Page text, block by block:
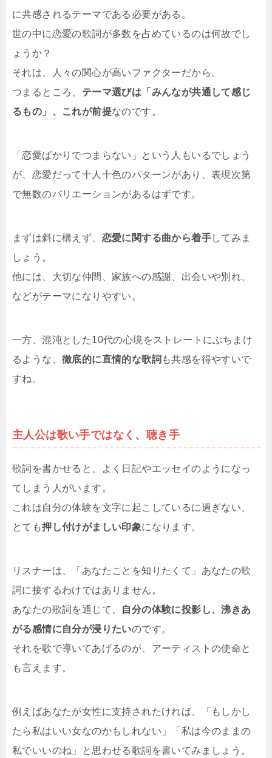
に共感されるテーマである必要がある。
世の中に恋愛の歌詞が多数を占めているのは何故でし
ょうか？
それは、人々の関心が高いファクターだから。
つまるところ、 テーマ選びは「みんなが共通して感じ
るもの」、これが前提なのです。
「恋愛ばかりでつまらない」という人もいるでしょう
が、恋愛だって十人十色のパターンがあり、表現次第
で無数のバリエーションがあるはずです。
まずは斜に構えず、 恋愛に関する曲から着手してみま
しょう。
他には、大切な仲間、家族への感謝、出会いや別れ、
などがテーマになりやすい。
一方、混沌とした10代の心境をストレートにぶちまけ
るような、 徹底的に直情的な歌詞 も共感を得やすいで
すね。
主人公は歌い手ではなく、聴き手
歌詞を書かせると、よく日記やエッセイのようになっ
てしまう人がいます。
これは自分の体験を文字に起こしているに過ぎない、
とても押し付けがましい印象になります。
リスナーは、「あなたことを知りたくて」あなたの歌
詞に接するわけではありません。
あなたの歌詞を通じて、 自分の体験に投影し、沸きあ
がる感情に自分が浸りたいのです。
それを歌で導いてあげるのが、アーティストの使命と
も言えます。
例えばあなたが女性に支持されたければ、「もしかし
たら私はいい女なのかもしれない」「私は今のままの
私でいいのね」と思わせる歌詞を書いてみましょう。